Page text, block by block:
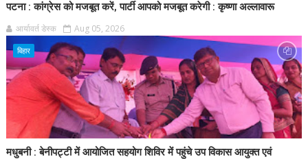
पटना : कांग्रेस को मजबूत करें, पार्टी आपको मजबूत करेगी : कृष्णा अल्लावारू
आर्यावर्त डेस्क Aug 05, 2026
बिहार
मधुबनी : बेनीपट्टी में आयोजित सहयोग शिविर में पहुंचे उप विकास आयुक्त एवं